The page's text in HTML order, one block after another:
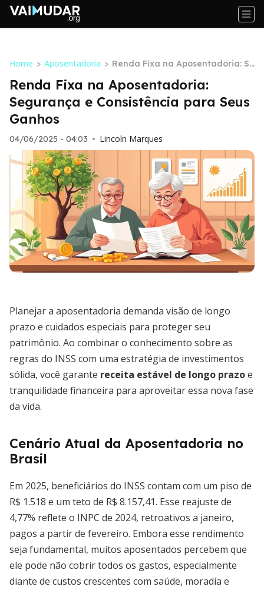
Home > Aposentadoria > Renda Fixa na Aposentadoria: Se
gurança e Consistência para Seu
s Ganhos
Renda Fixa na Aposentadoria:
Segurança e Consistência para Seus
Ganhos
04/06/2025 - 04:03 • Lincoln Marques
Planejar a aposentadoria demanda visão de longo
prazo e cuidados especiais para proteger seu
patrimônio. Ao combinar o conhecimento sobre as
regras do INSS com uma estratégia de investimentos
sólida, você garante receita estável de longo prazoe
tranquilidade financeira para aproveitar essa nova fase
da vida.
Cenário Atual da Aposentadoria no
Brasil
Em 2025, beneficiários do INSS contam com um piso de
R$ 1.518 e um teto de R$ 8.157,41. Esse reajuste de
4,77% reflete o INPC de 2024, retroativos a janeiro,
pagos a partir de fevereiro. Embora esse rendimento
seja fundamental, muitos aposentados percebem que
ele pode não cobrir todos os gastos, especialmente
diante de custos crescentes com saúde, moradia e